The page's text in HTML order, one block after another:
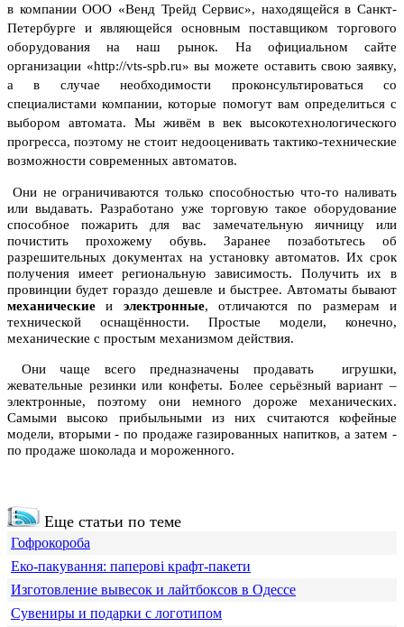
в компании ООО «Венд Трейд Сервис», находящейся в Санкт-
Петербурге и являющейся основным поставщиком торгового
оборудования на наш рынок.
На официальном сайте
организации «http://vts-spb.ru» вы можете оставить свою заявку,
а в случае необходимости проконсультироваться со
специалистами компании, которые помогут вам определиться с
выбором автомата. Мы живём в век высокотехнологического
прогресса, поэтому не стоит недооценивать тактико-технические
возможности современных автоматов.
Они не ограничиваются только способностью что-то наливать
или выдавать. Разработано уже торговую такое оборудование
способное пожарить для вас замечательную яичницу или
почистить прохожему обувь. Заранее позаботьтесь об
разрешительных документах на установку автоматов. Их срок
получения имеет региональную зависимость. Получить их в
провинции будет гораздо дешевле и быстрее. Автоматы бывают
механические и электронные, отличаются по размерам и
технической оснащённости. Простые модели, конечно,
механические с простым механизмом действия.
Они чаще всего предназначены продавать игрушки,
жевательные резинки или конфеты. Более серьёзный вариант –
электронные, поэтому они немного дороже механических.
Самыми высоко прибыльными из них считаются кофейные
модели, вторыми - по продаже газированных напитков, а затем -
по продаже шоколада и мороженного.
Еще статьи по теме
Гофрокороба
Еко-пакування: паперові крафт-пакети
Изготовление вывесок и лайтбоксов в Одессе
Сувениры и подарки с логотипом